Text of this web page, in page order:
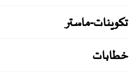
تكوينات-ماستر
خطابات